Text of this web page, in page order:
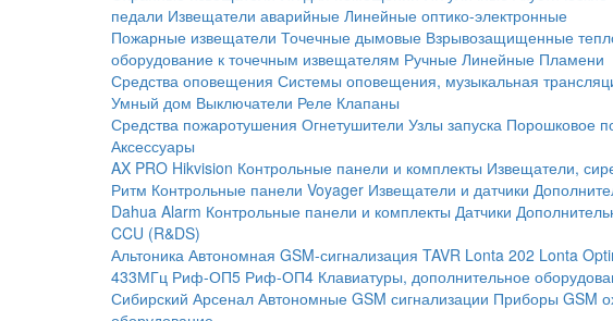
педали Извещатели аварийные Линейные оптико-электронные
Пожарные извещатели Точечные дымовые Взрывозащищенные
оборудование к точечным извещателям Ручные Линейные Пламени
Средства оповещения Системы оповещения, музыкальная
Умный дом Выключатели Реле Клапаны
Средства пожаротушения Огнетушители Узлы запуска Порошковое
Аксессуары
AX PRO Hikvision Контрольные панели и комплекты Извещатели,
Ритм Контрольные панели Voyager Извещатели и датчики
Dahua Alarm Контрольные панели и комплекты Датчики
CCU (R&DS)
Альтоника Автономная GSM-сигнализация TAVR Lonta 202 Lonta
433МГц Риф-ОП5 Риф-ОП4 Клавиатуры, дополнительное
Сибирский Арсенал Автономные GSM сигнализации Приборы GSM